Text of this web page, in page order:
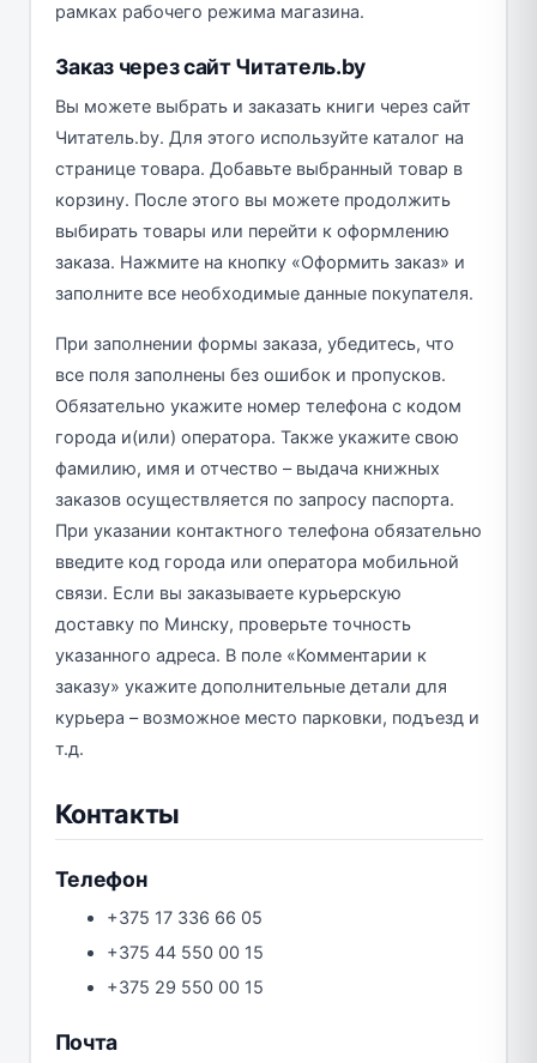
рамках рабочего режима магазина.
Заказ через сайт Читатель.by
Вы можете выбрать и заказать книги через сайт
Читатель.by. Для этого используйте каталог на
странице товара. Добавьте выбранный товар в
корзину. После этого вы можете продолжить
выбирать товары или перейти к оформлению
заказа. Нажмите на кнопку «Оформить заказ» и
заполните все необходимые данные покупателя.
При заполнении формы заказа, убедитесь, что
все поля заполнены без ошибок и пропусков.
Обязательно укажите номер телефона с кодом
города и(или) оператора. Также укажите свою
фамилию, имя и отчество – выдача книжных
заказов осуществляется по запросу паспорта.
При указании контактного телефона обязательно
введите код города или оператора мобильной
связи. Если вы заказываете курьерскую
доставку по Минску, проверьте точность
указанного адреса. В поле «Комментарии к
заказу» укажите дополнительные детали для
курьера – возможное место парковки, подъезд и
т.д.
Контакты
Телефон
+375 17 336 66 05
+375 44 550 00 15
+375 29 550 00 15
Почта